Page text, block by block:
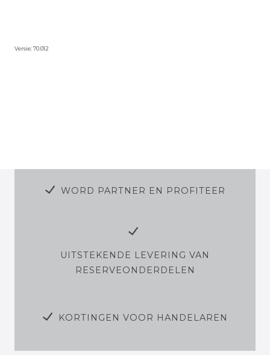
Versie: 70.012
WORD PARTNER EN PROFITEER
UITSTEKENDE LEVERING VAN
RESERVEONDERDELEN
KORTINGEN VOOR HANDELAREN